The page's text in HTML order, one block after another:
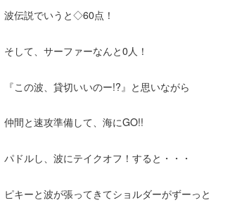
波伝説でいうと◇60点！
そして、サーファーなんと0人！
『この波、貸切いいのー!?』と思いながら
仲間と速攻準備して、海にGO!!
パドルし、波にテイクオフ！すると・・・
ピキーと波が張ってきてショルダーがずーっと
Core Surf Japan
Naoya Kimoto
arukasvision
DELTA FORCE SURF
メディア
嵯峨明日香
進士剛光
+☆maki☆+
Aichan